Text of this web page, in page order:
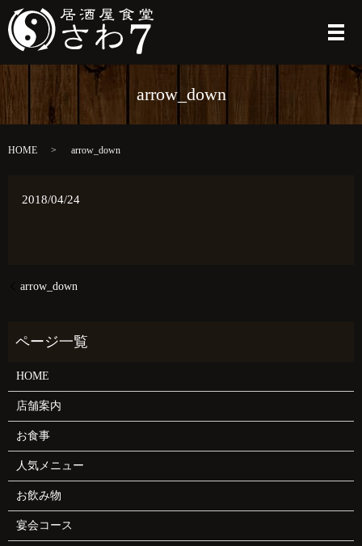
メ
arrow_down
HOME arrow_down
2018/04/24
arrow_down
HOME
店舗案内
お食事
人気メニュー
お飲み物
宴会コース